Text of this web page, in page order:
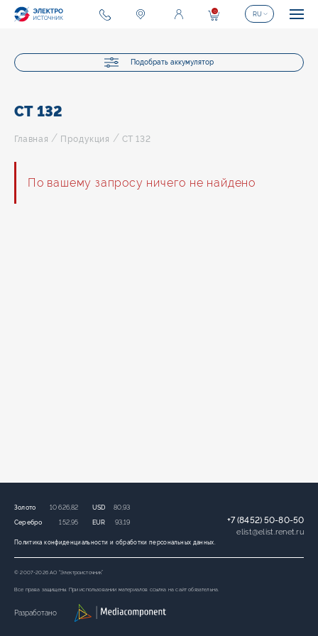
Подобрать аккумулятор
СТ 132
Главная / Продукция / СТ 132
По вашему запросу ничего не найдено
Политика конфиденциальности и обработки персональных данных.
Золото 10 626,82
Серебро 152,95
USD 80,93
EUR 93,19 +7 (8452) 50-80-50
elist@elist.renet.ru
© 2007-2026 АО “Электроисточник”
Все права защищены. При использовании материалов ссылка на сайт обязательна.
Разработано
0 RU